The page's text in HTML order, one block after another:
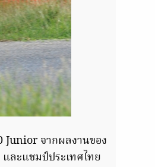
Junior จากผลงานของ
ละแชมป์ประเทศไทย